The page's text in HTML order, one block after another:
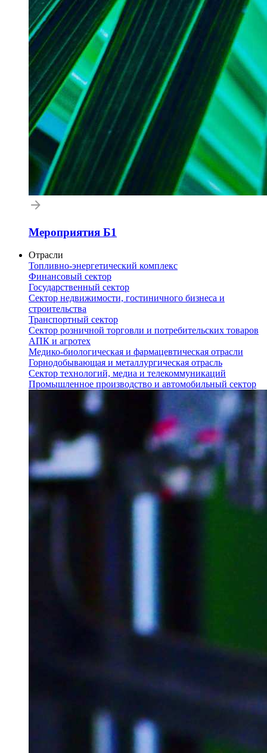
Мероприятия Б1
Отрасли
Топливно-энергетический комплекс
Финансовый сектор
Государственный сектор
Сектор недвижимости, гостиничного бизнеса и
строительства
Транспортный сектор
Сектор розничной торговли и потребительских товаров
АПК и агротех
Медико-биологическая и фармацевтическая отрасли
Горнодобывающая и металлургическая отрасль
Сектор технологий, медиа и телекоммуникаций
Промышленное производство и автомобильный сектор